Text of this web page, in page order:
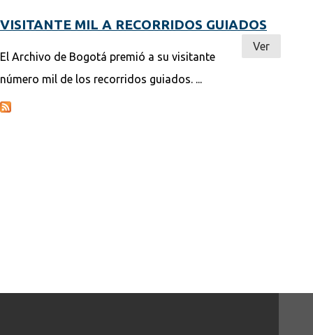
VISITANTE MIL A RECORRIDOS GUIADOS
El Archivo de Bogotá premió a su visitante
número mil de los recorridos guiados. ...
Ver